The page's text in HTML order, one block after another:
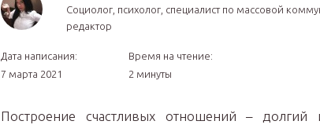
Социолог, психолог, специалист по массовой
редактор
Дата написания:
7 марта 2021
Время на чтение:
2 минуты
Построение счастливых отношений –